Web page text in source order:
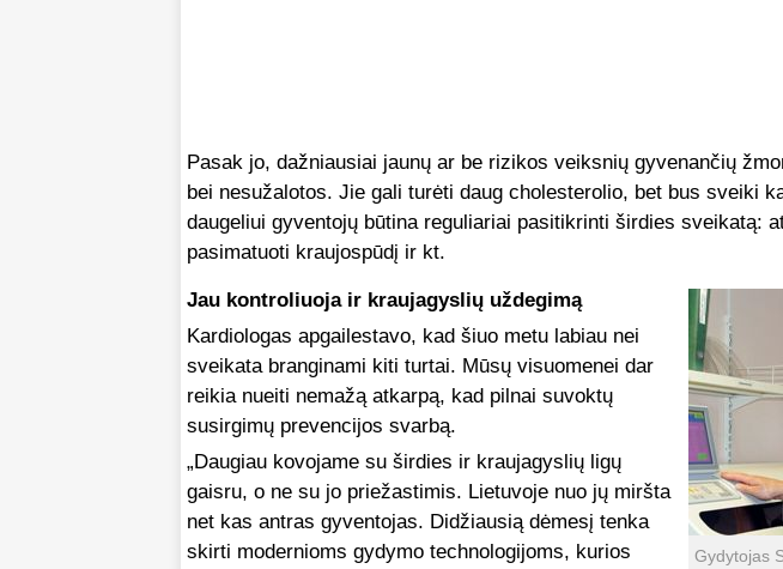
Pasak jo, dažniausiai jaunų ar be rizikos veiksnių gyvenančių
bei nesužalotos. Jie gali turėti daug cholesterolio, bet bus sveiki
daugeliui gyventojų būtina reguliariai pasitikrinti širdies sveikatą:
pasimatuoti kraujospūdį ir kt.
Gydytojas
Jau kontroliuoja ir kraujagyslių uždegimą
Kardiologas apgailestavo, kad šiuo metu labiau nei
sveikata branginami kiti turtai. Mūsų visuomenei dar
reikia nueiti nemažą atkarpą, kad pilnai suvoktų
susirgimų prevencijos svarbą.
„Daugiau kovojame su širdies ir kraujagyslių ligų
gaisru, o ne su jo priežastimis. Lietuvoje nuo jų miršta
net kas antras gyventojas. Didžiausią dėmesį tenka
skirti modernioms gydymo technologijoms, kurios